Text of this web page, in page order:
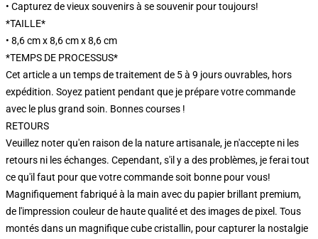
• Capturez de vieux souvenirs à se souvenir pour toujours!
*TAILLE*
• 8,6 cm x 8,6 cm x 8,6 cm
*TEMPS DE PROCESSUS*
Cet article a un temps de traitement de 5 à 9 jours ouvrables, hors
expédition. Soyez patient pendant que je prépare votre commande
avec le plus grand soin. Bonnes courses !
RETOURS
Veuillez noter qu'en raison de la nature artisanale, je n'accepte ni les
retours ni les échanges. Cependant, s'il y a des problèmes, je ferai tout
ce qu'il faut pour que votre commande soit bonne pour vous!
Magnifiquement fabriqué à la main avec du papier brillant premium,
de l'impression couleur de haute qualité et des images de pixel. Tous
montés dans un magnifique cube cristallin, pour capturer la nostalgie